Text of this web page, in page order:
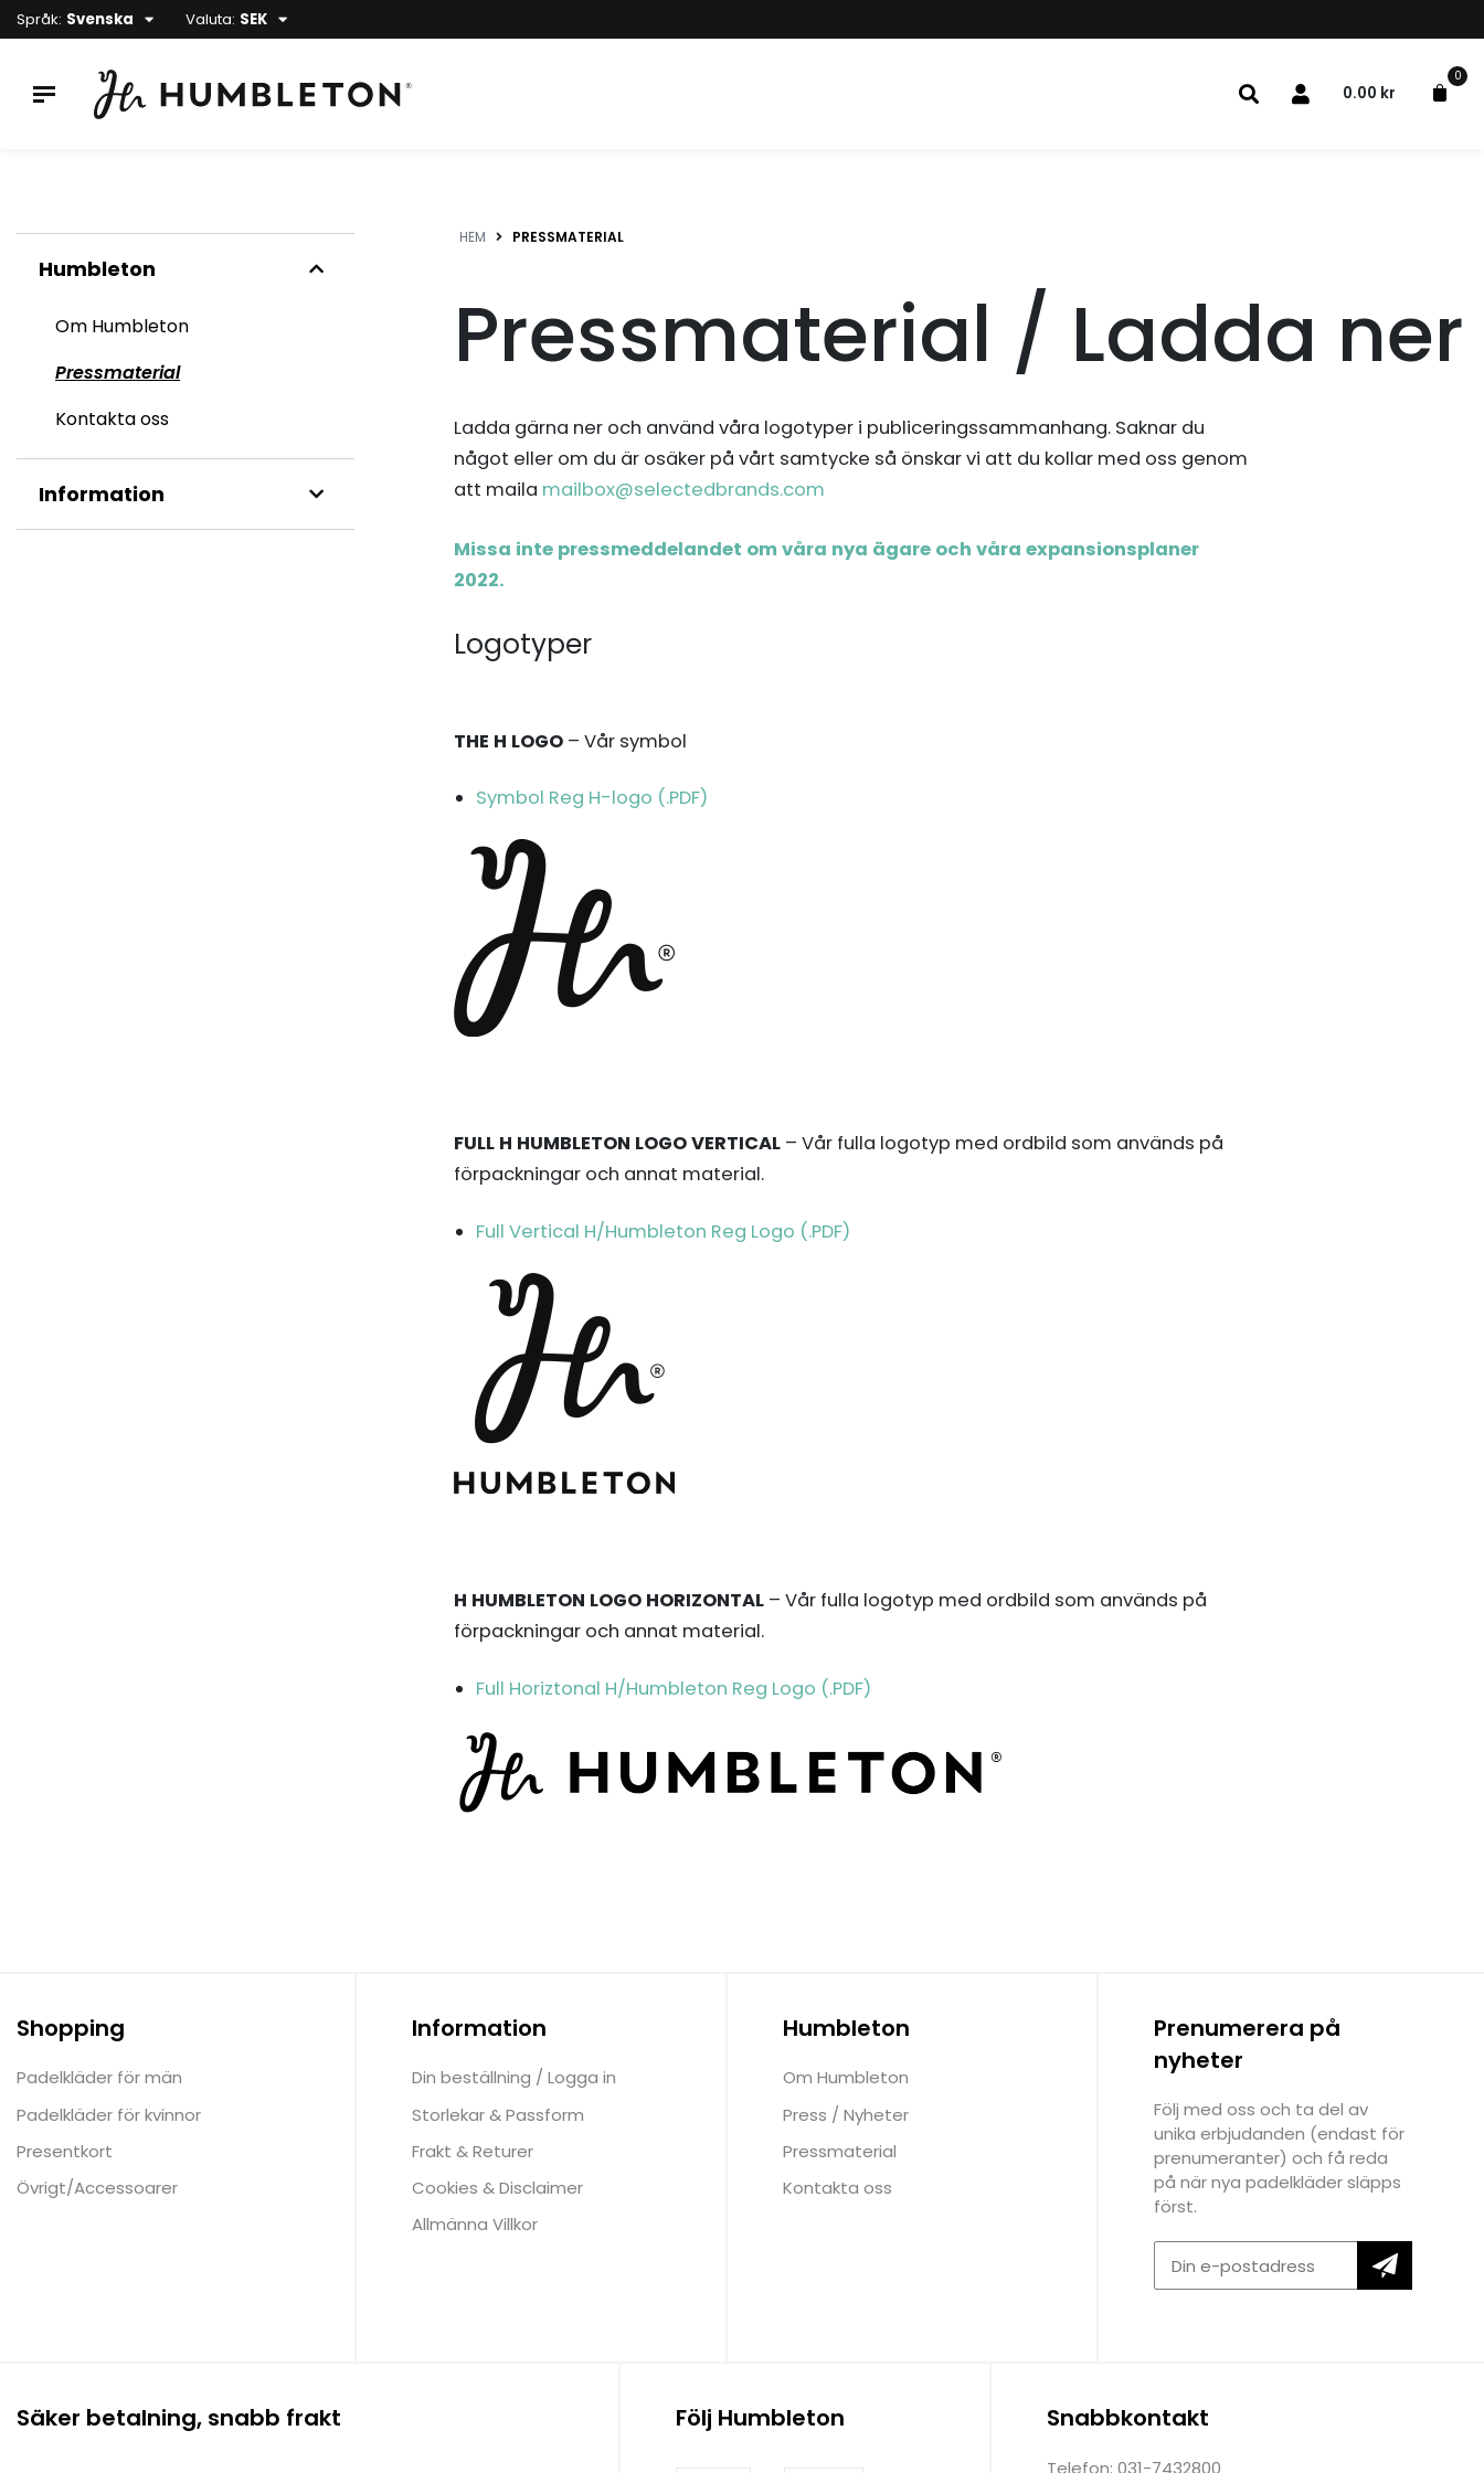
Språk: Svenska Valuta: SEK
0.00 kr
0
Humbleton
Om Humbleton
Pressmaterial
Kontakta oss
Information
HEM PRESSMATERIAL
Pressmaterial / Ladda ner
Ladda gärna ner och använd våra logotyper i publiceringssammanhang. Saknar du
något eller om du är osäker på vårt samtycke så önskar vi att du kollar med oss genom
att maila mailbox@selectedbrands.com
Missa inte pressmeddelandet om våra nya ägare och våra expansionsplaner
2022.
Logotyper
THE H LOGO – Vår symbol
Symbol Reg H-logo (.PDF)
FULL H HUMBLETON LOGO VERTICAL – Vår fulla logotyp med ordbild som används på
förpackningar och annat material.
Full Vertical H/Humbleton Reg Logo (.PDF)
H HUMBLETON LOGO HORIZONTAL – Vår fulla logotyp med ordbild som används på
förpackningar och annat material.
Full Horiztonal H/Humbleton Reg Logo (.PDF)
Shopping
Padelkläder för män
Padelkläder för kvinnor
Presentkort
Övrigt/Accessoarer
Information
Din beställning / Logga in
Storlekar & Passform
Frakt & Returer
Cookies & Disclaimer
Allmänna Villkor
Humbleton
Om Humbleton
Press / Nyheter
Pressmaterial
Kontakta oss
Prenumerera på
nyheter
Följ med oss och ta del av
unika erbjudanden (endast för
prenumeranter) och få reda
på när nya padelkläder släpps
först.
Säker betalning, snabb frakt Följ Humbleton Snabbkontakt
Telefon: 031-7432800